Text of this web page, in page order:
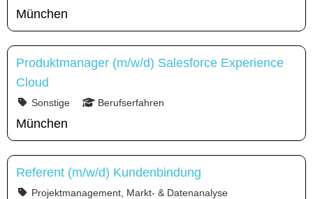
München
Produktmanager (m/w/d) Salesforce Experience
Cloud
Sonstige Berufserfahren
München
Referent (m/w/d) Kundenbindung
Projektmanagement, Markt- & Datenanalyse